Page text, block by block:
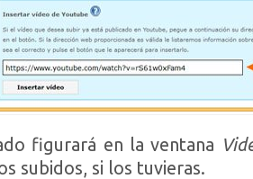
figurará en la ventana
subidos, si los tuvieras.